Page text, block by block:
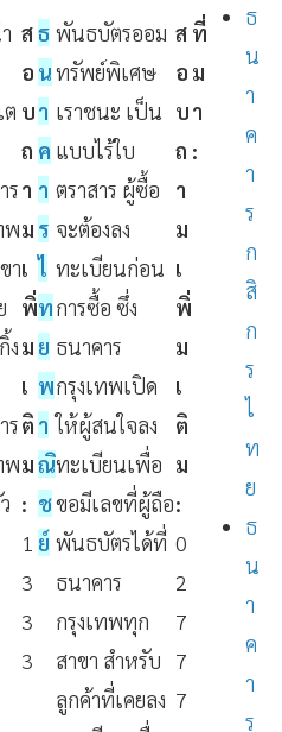
ต
ร
พ
า
ง
ร
พ
ส
อ
บ
ถ
า
ม
เ
พิ่
ม
เ
ติ
ม
:
1
3
3
3
ธ
น
า
ค
า
ร
ไ
ท
ย
พ
า
ณิ
ช
ย์
พันธบัตรออม
ทรัพย์พิเศษ
เราชนะ เป็น
แบบไร้ใบ
ตราสาร ผู้ซื้อ
จะต้องลง
ทะเบียนก่อน
การซื้อ ซึ่ง
ธนาคาร
กรุงเทพเปิด
ให้ผู้สนใจลง
ทะเบียนเพื่อ
ขอมีเลขที่ผู้ถือ
พันธบัตรได้ที่
ธนาคาร
กรุงเทพทุก
สาขา สำหรับ
ลูกค้าที่เคยลง
ส
อ
บ
ถ
า
ม
เ
พิ่
ม
เ
ติ
ม
:
0
2
7
7
7
ที่
ม
า
:
ธ
น
า
ค
า
ร
ก
สิ
ก
ร
ไ
ท
ย
ธ
น
า
ค
า
ร